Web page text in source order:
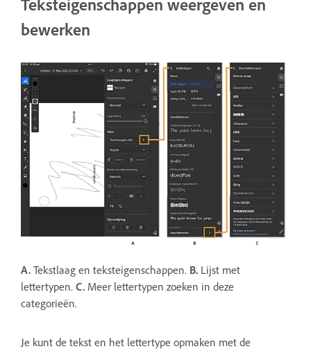
bewerken
A. Tekstlaag en teksteigenschappen. B. Lijst met
lettertypen. C. Meer lettertypen zoeken in deze
categorieën.
Je kunt de tekst en het lettertype opmaken met de